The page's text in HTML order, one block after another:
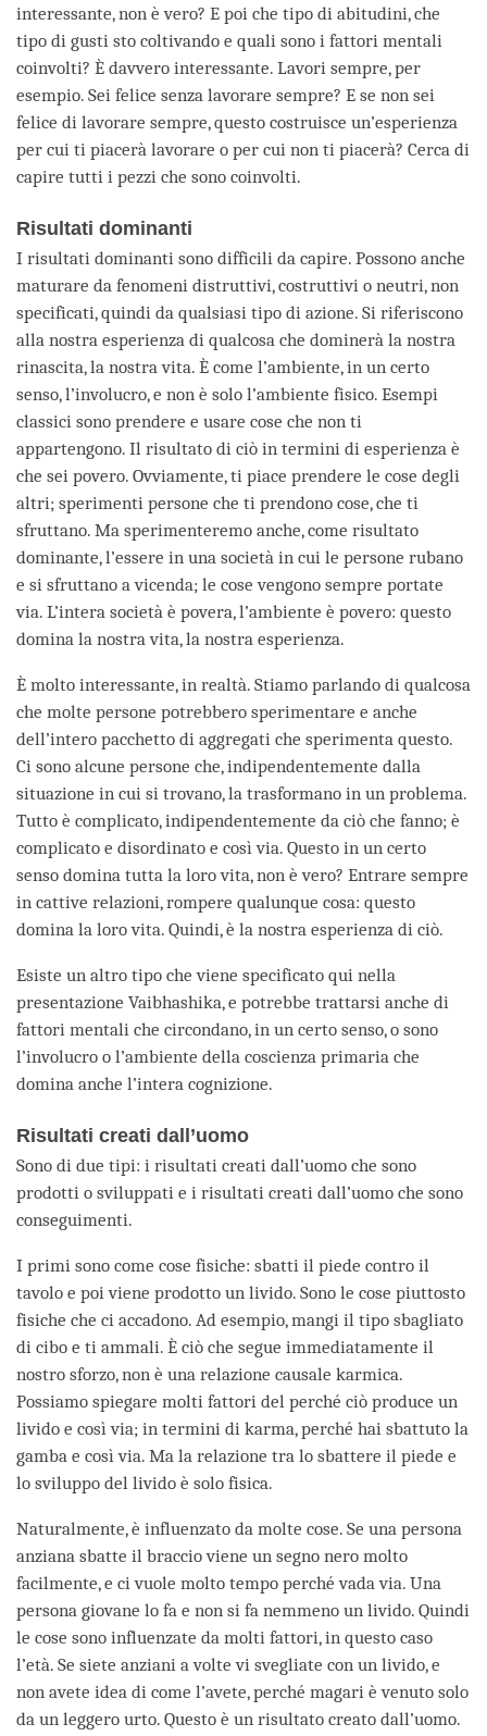
interessante, non è vero? E poi che tipo di abitudini, che
tipo di gusti sto coltivando e quali sono i fattori mentali
coinvolti? È davvero interessante. Lavori sempre, per
esempio. Sei felice senza lavorare sempre? E se non sei
felice di lavorare sempre, questo costruisce un’esperienza
per cui ti piacerà lavorare o per cui non ti piacerà? Cerca di
capire tutti i pezzi che sono coinvolti.
Risultati dominanti
I risultati dominanti sono difficili da capire. Possono anche
maturare da fenomeni distruttivi, costruttivi o neutri, non
specificati, quindi da qualsiasi tipo di azione. Si riferiscono
alla nostra esperienza di qualcosa che dominerà la nostra
rinascita, la nostra vita. È come l’ambiente, in un certo
senso, l’involucro, e non è solo l’ambiente fisico. Esempi
classici sono prendere e usare cose che non ti
appartengono. Il risultato di ciò in termini di esperienza è
che sei povero. Ovviamente, ti piace prendere le cose degli
altri; sperimenti persone che ti prendono cose, che ti
sfruttano. Ma sperimenteremo anche, come risultato
dominante, l’essere in una società in cui le persone rubano
e si sfruttano a vicenda; le cose vengono sempre portate
via. L’intera società è povera, l’ambiente è povero: questo
domina la nostra vita, la nostra esperienza.
È molto interessante, in realtà. Stiamo parlando di qualcosa
che molte persone potrebbero sperimentare e anche
dell’intero pacchetto di aggregati che sperimenta questo.
Ci sono alcune persone che, indipendentemente dalla
situazione in cui si trovano, la trasformano in un problema.
Tutto è complicato, indipendentemente da ciò che fanno; è
complicato e disordinato e così via. Questo in un certo
senso domina tutta la loro vita, non è vero? Entrare sempre
in cattive relazioni, rompere qualunque cosa: questo
domina la loro vita. Quindi, è la nostra esperienza di ciò.
Esiste un altro tipo che viene specificato qui nella
presentazione Vaibhashika, e potrebbe trattarsi anche di
fattori mentali che circondano, in un certo senso, o sono
l’involucro o l’ambiente della coscienza primaria che
domina anche l’intera cognizione.
Risultati creati dall’uomo
Sono di due tipi: i risultati creati dall’uomo che sono
prodotti o sviluppati e i risultati creati dall’uomo che sono
conseguimenti.
I primi sono come cose fisiche: sbatti il piede contro il
tavolo e poi viene prodotto un livido. Sono le cose piuttosto
fisiche che ci accadono. Ad esempio, mangi il tipo sbagliato
di cibo e ti ammali. È ciò che segue immediatamente il
nostro sforzo, non è una relazione causale karmica.
Possiamo spiegare molti fattori del perché ciò produce un
livido e così via; in termini di karma, perché hai sbattuto la
gamba e così via. Ma la relazione tra lo sbattere il piede e
lo sviluppo del livido è solo fisica.
Naturalmente, è influenzato da molte cose. Se una persona
anziana sbatte il braccio viene un segno nero molto
facilmente, e ci vuole molto tempo perché vada via. Una
persona giovane lo fa e non si fa nemmeno un livido. Quindi
le cose sono influenzate da molti fattori, in questo caso
l’età. Se siete anziani a volte vi svegliate con un livido, e
non avete idea di come l’avete, perché magari è venuto solo
da un leggero urto. Questo è un risultato creato dall’uomo.